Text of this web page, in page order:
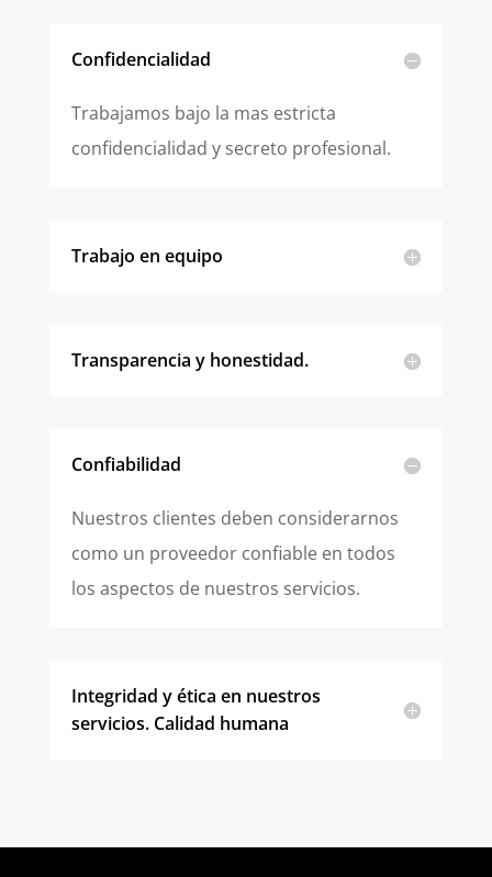
Confidencialidad
Trabajamos bajo la mas estricta
confidencialidad y secreto profesional.
Trabajo en equipo
Transparencia y honestidad.
Confiabilidad
Nuestros clientes deben considerarnos
como un proveedor confiable en todos
los aspectos de nuestros servicios.
Integridad y ética en nuestros
servicios. Calidad humana